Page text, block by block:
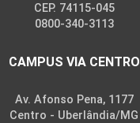
CEP. 74115-045
0800-340-3113
CAMPUS VIA CENTRO
Av. Afonso Pena, 1177
Centro - Uberlândia/MG